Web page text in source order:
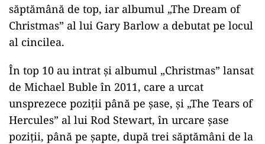
săptămână de top, iar albumul „The Dream of
Christmas” al lui Gary Barlow a debutat pe locul
al cincilea.
În top 10 au intrat şi albumul „Christmas” lansat
de Michael Buble în 2011, care a urcat
unsprezece poziţii până pe şase, şi „The Tears of
Hercules” al lui Rod Stewart, în urcare şase
poziţii, până pe şapte, după trei săptămâni de la